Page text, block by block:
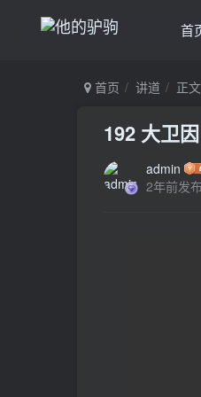
首
首页 讲道 正文
192 大卫
admin
2年前发布